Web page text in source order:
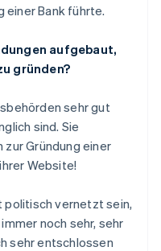
einer Bank führte.
aufgebaut,
gründen?
sehr gut
sind. Sie
Gründung einer
Website!
politisch vernetzt sein,
noch sehr, sehr
sehr entschlossen